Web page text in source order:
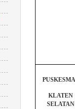
KLATEN
SELATAN